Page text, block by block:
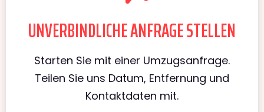
UNVERBINDLICHE ANFRAGE STELLEN
Starten Sie mit einer Umzugsanfrage.
Teilen Sie uns Datum, Entfernung und
Kontaktdaten mit.